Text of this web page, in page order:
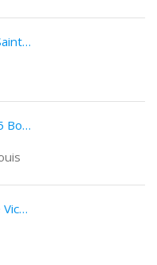
Crédit Agricole Brignoles Zac Saint Jean
Crédit Agricole Brignoles 13 15 Boulevard Saint Louis
Crédit Agricole Salernes 5 Rue Victor Hugo